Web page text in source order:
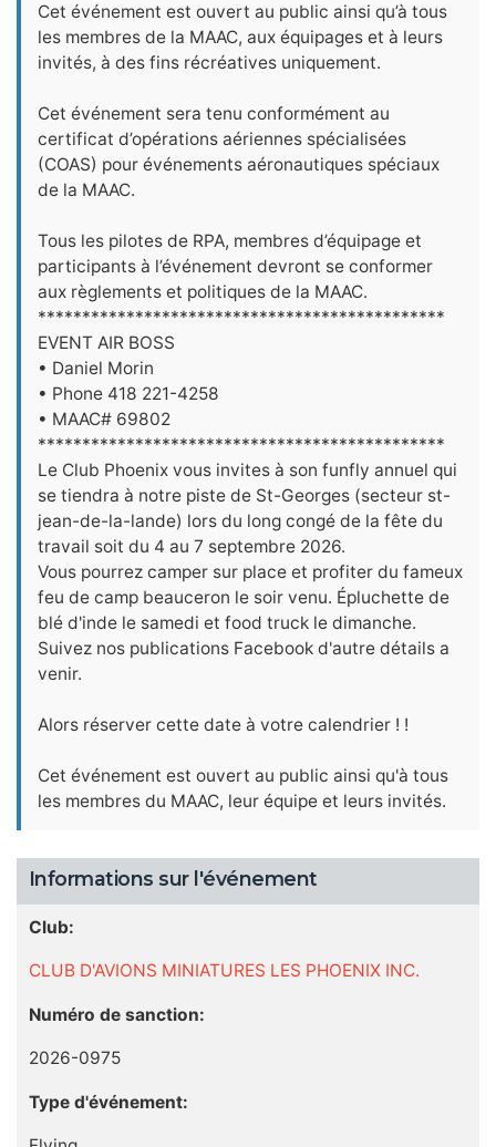
Cet événement est ouvert au public ainsi qu’à tous
les membres de la MAAC, aux équipages et à leurs
invités, à des fins récréatives uniquement.
Cet événement sera tenu conformément au
certificat d’opérations aériennes spécialisées
(COAS) pour événements aéronautiques spéciaux
de la MAAC.
Tous les pilotes de RPA, membres d’équipage et
participants à l’événement devront se conformer
aux règlements et politiques de la MAAC.
**********************************************
EVENT AIR BOSS
• Daniel Morin
• Phone 418 221-4258
• MAAC# 69802
**********************************************
Le Club Phoenix vous invites à son funfly annuel qui
se tiendra à notre piste de St-Georges (secteur st-
jean-de-la-lande) lors du long congé de la fête du
travail soit du 4 au 7 septembre 2026.
Vous pourrez camper sur place et profiter du fameux
feu de camp beauceron le soir venu. Épluchette de
blé d'inde le samedi et food truck le dimanche.
Suivez nos publications Facebook d'autre détails a
venir.
Alors réserver cette date à votre calendrier ! !
Cet événement est ouvert au public ainsi qu'à tous
les membres du MAAC, leur équipe et leurs invités.
Informations sur l'événement
Club:
CLUB D'AVIONS MINIATURES LES PHOENIX INC.
Numéro de sanction:
2026-0975
Type d'événement: